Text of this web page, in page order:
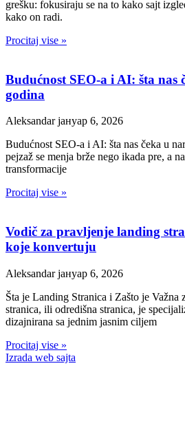
grešku: fokusiraju se na to kako sajt
kako on radi.
Procitaj vise »
Budućnost SEO-a i AI: šta nas
godina
Aleksandarјануар 6, 2026
Budućnost SEO-a i AI: šta nas čeka u
pejzaž se menja brže nego ikada pre, a
transformacije
Procitaj vise »
Vodič za pravljenje landing
koje konvertuju
Aleksandarјануар 6, 2026
Šta je Landing Stranica i Zašto je Važna
stranica, ili odredišna stranica, je
dizajnirana sa jednim jasnim ciljem
Procitaj vise »
Izrada web sajta